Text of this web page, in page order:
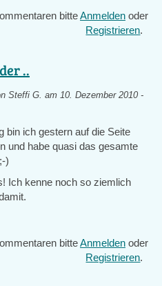
bitteAnmelden oder
Registrieren.
..
Steffi G. am 10. Dezember 2010 -
bin ich gestern auf die Seite
und habe quasi das gesamte
)
Ich kenne noch so ziemlich
bitteAnmelden oder
Registrieren.